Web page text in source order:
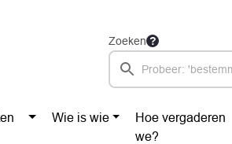
Zoeken
Wie is wie
Hoe vergaderen
we?